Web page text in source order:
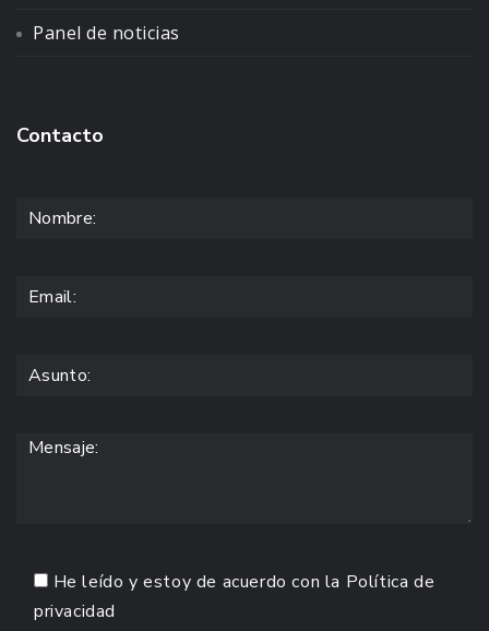
Panel de noticias
Contacto
He leído y estoy de acuerdo con la Política de
privacidad